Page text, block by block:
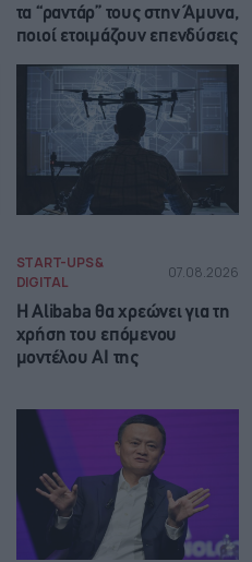
τα “ραντάρ” τους στην Άμυνα,
ποιοί ετοιμάζουν επενδύσεις
START-UPS &
DIGITAL
07.08.2026
Η Alibaba θα χρεώνει για τη
χρήση του επόμενου
μοντέλου AI της